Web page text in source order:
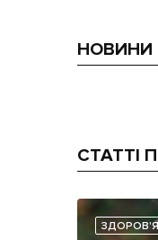
НОВИНИ
СТАТТІ
ЗДОРОВ'Я